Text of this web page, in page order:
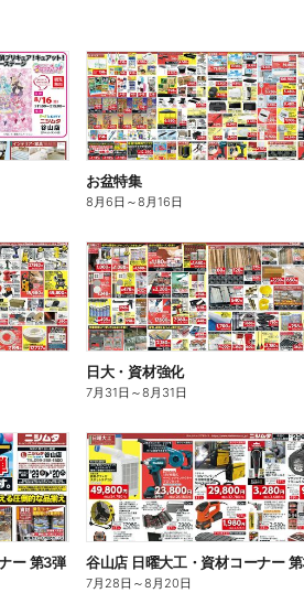
お盆特集
8月6日 ～8月16日
日大・資材強化
7月31日 ～8月31日
ー 第3弾 谷山店 日曜大工・資材コーナー
7月28日 ～8月20日